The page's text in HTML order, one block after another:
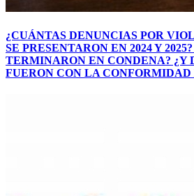
¿CUÁNTAS DENUNCIAS POR
SE PRESENTARON EN 2024 Y
TERMINARON EN CONDENA? ¿Y
FUERON CON LA CONFORMIDAD